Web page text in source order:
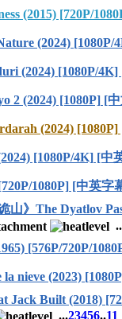
(2015) [720P/
(2024)
(2024) [1080P/
2 (2024) [1080P] [
(2024)
[1080P/4K] [中
1080P] [中英字
山》The Dyatlov
[576P/720P/
la nieve (2023)
Jack Built (2018)
...23456..11